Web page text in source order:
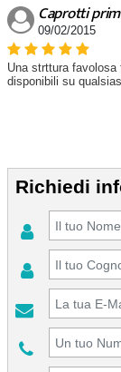
Caprotti
09/02/2015
Una strttura
disponibili su
Richiedi